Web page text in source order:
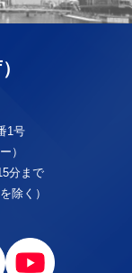
1号
）
分まで
除く）